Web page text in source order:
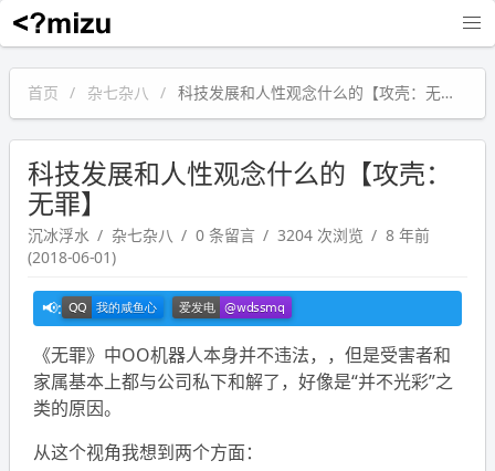
沉冰浮水
首页 杂七杂八 科技发展和人性观念什么的【攻壳：无罪】
科技发展和人性观念什么的【攻壳：
无罪】
沉冰浮水 杂七杂八 0 条留言 3204 次浏览
8 年前
(2018-06-01)
《无罪》中OO机器人本身并不违法，，但是受害者和
家属基本上都与公司私下和解了，好像是“并不光彩”之
类的原因。
从这个视角我想到两个方面：